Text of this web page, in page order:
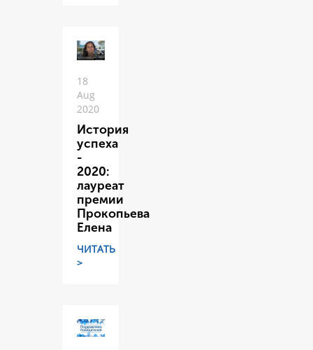
18
Aug
2020
История
успеха
-
2020:
лауреат
премии
Прокопьева
Елена
ЧИТАТЬ
>